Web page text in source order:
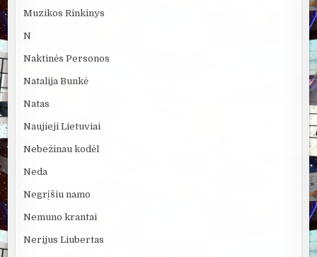
Muzikos Rinkinys
N
Naktinės Personos
Natalija Bunkė
Natas
Naujieji Lietuviai
Nebežinau kodėl
Neda
Negrįšiu namo
Nemuno krantai
Nerijus Liubertas